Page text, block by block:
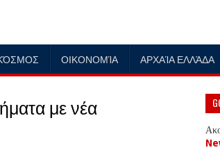
ΟΙΚΟΝΟΜΊΑ ΑΡΧΑΊΑ ΕΛΛΆΔΑ
με νέα